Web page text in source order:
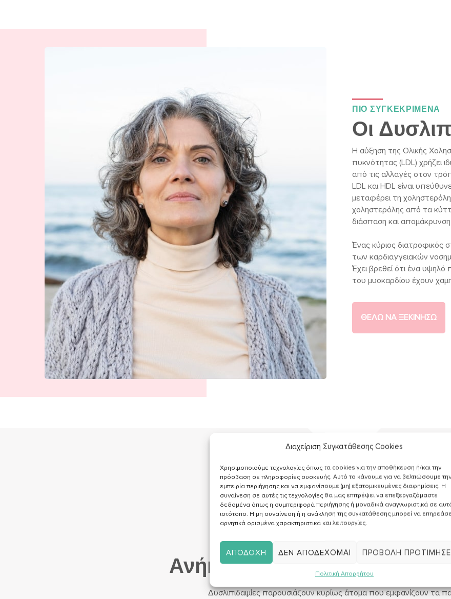
Διαχείριση Συγκατάθεσης Cookies
Χρησιμοποιούμε τεχνολογίες όπως τα cookies για την αποθήκευση ή/και την
πρόσβαση σε πληροφορίες συσκευής. Αυτό το κάνουμε για να βελτιώσουμε την
εμπειρία περιήγησης και να εμφανίσουμε (μη) εξατομικευμένες διαφημίσεις. Η
συναίνεση σε αυτές τις τεχνολογίες θα μας επιτρέψει να επεξεργαζόμαστε
δεδομένα όπως η συμπεριφορά περιήγησης ή μοναδικά αναγνωριστικά σε
ιστότοπο. Η μη συναίνεση ή η ανάκληση της συγκατάθεσης μπορεί να
αρνητικά ορισμένα χαρακτηριστικά και λειτουργίες.
ΑΠΟΔΟΧΉ ΔΕΝ ΑΠΟΔΈΧΟΜΑΙ ΠΡΟΒΟΛΉ
Πολιτική Απορρήτου
ΠΙΟ ΣΥΓΚΕΚΡΙΜΕΝΑ
Οι
Η αύξηση της Ολικής
πυκνότητας (LDL) χρήζει
από τις αλλαγές στον
LDL και HDL είναι
μεταφέρει τη
χοληστερόλης από τα
διάσπαση και απομάκρυνση.
Ένας κύριος διατροφικός
των καρδιαγγειακών
Έχει βρεθεί ότι ένα
του μυοκαρδίου έχουν
ΘΕΛΩ ΝΑ ΞΕΚΙΝΗΣΩ
Ανήκω και εγώ σε αυτήν
Δυσλιπιδαιμίες παρουσιάζουν κυρίως άτομα που εμφανίζουν τα